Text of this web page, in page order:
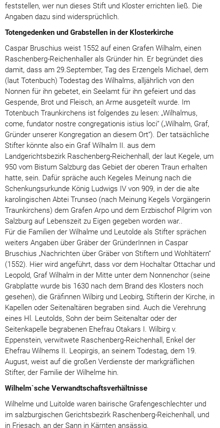
feststellen, wer nun dieses Stift und Kloster errichten ließ. Die
Angaben dazu sind widersprüchlich.
Totengedenken und Grabstellen in der Klosterkirche
Caspar Bruschius weist 1552 auf einen Grafen Wilhalm, einen
Raschenberg-Reichenhaller als Gründer hin. Er begründet dies
damit, dass am 29.September, Tag des Erzengels Michael, dem
(laut Totenbuch) Todestag des Wilhalms, alljährlich von den
Nonnen für ihn gebetet, ein Seelamt für ihn gefeiert und das
Gespende, Brot und Fleisch, an Arme ausgeteilt wurde. Im
Totenbuch Traunkirchens ist folgendes zu lesen: „Wilhalmus,
come, fundator nostre congregationis istius loci“ („Wilhalm, Graf,
Gründer unserer Kongregation an diesem Ort“). Der tatsächliche
Stifter könnte also ein Graf Wilhalm II. aus dem
Landgerichtsbezirk Raschenberg-Reichenhall, der laut Kegele, um
950 vom Bistum Salzburg das Gebiet der oberen Traun erhalten
hatte, sein. Dafür spräche auch Kegeles Meinung nach die
Schenkungsurkunde König Ludwigs IV von 909, in der die alte
karolingischen Abtei Trunseo (nach Meinung Kegels Vorgängerin
Traunkirchens) dem Grafen Arpo und dem Erzbischof Pilgrim von
Salzburg auf Lebenszeit zu Eigen gegeben worden war..
Für die Familien der Wilhalme und Leutolde als Stifter sprächen
weiters Angaben über Gräber der GründerInnen in Caspar
Bruschius „Nachrichten über Gräber von Stiftern und Wohltätern“
(1552). Hier wird angeführt, dass vor dem Hochaltar Ottachar und
Leopold, Graf Wilhalm in der Mitte unter dem Nonnenchor (seine
Grabplatte wurde bis 1630 nach dem Brand des Klosters noch
gesehen), die Gräfinnen Wilbirg und Leobirg, Stifterin der Kirche, in
Kapellen oder Seitenaltären begraben sind. Auch die Verehrung
eines Hl. Leutolds, Sohn der beim Seitenaltar oder der
Seitenkapelle begrabenen Ehefrau Otakars I. Wilbirg v.
Eppenstein, verwitwete Raschenberg-Reichenhall, Enkel der
Ehefrau Wilhems II. Leopirgis, an seinem Todestag, dem 19.
August, weist auf die großen Verdienste der markgräflichen
Stifter, der Familie der Wilhelme hin.
Wilhelm`sche Verwandtschaftsverhältnisse
Wilhelme und Luitolde waren bairische Grafengeschlechter und
im salzburgischen Gerichtsbezirk Raschenberg-Reichenhall, und
in Friesach, an der Sann in Kärnten ansässig.